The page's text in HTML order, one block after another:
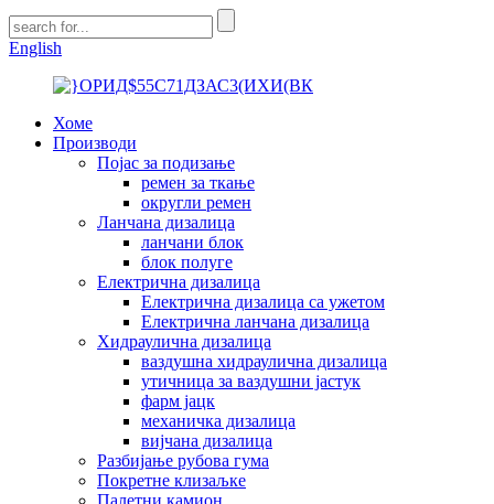
English
Хоме
Производи
Појас за подизање
ремен за ткање
округли ремен
Ланчана дизалица
ланчани блок
блок полуге
Електрична дизалица
Електрична дизалица са ужетом
Електрична ланчана дизалица
Хидраулична дизалица
ваздушна хидраулична дизалица
утичница за ваздушни јастук
фарм јацк
механичка дизалица
вијчана дизалица
Разбијање рубова гума
Покретне клизаљке
Палетни камион